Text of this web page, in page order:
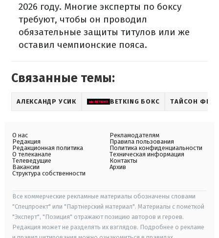
2026 году. Многие эксперты по боксу
требуют, чтобы он проводил
обязательные защиты титулов или же
оставил чемпионские пояса.
Связанные темы:
АЛЕКСАНДР УСИК BETKING БОКС ТАЙСОН
О нас
Редакция
Редакционная политика
О телеканале
Телеведущие
Вакансии
Структура собственности
Рекламодателям
Правила пользования
Политика конфиденциальности
Техническая информация
Контакты
Архив
Все коммерческие рекламные материалы обозначены словами
"Спецпроект" или "Партнерский материал". Материалы с пометкой
"Эксперт", "Позиция" отражают позицию авторов и героев.
Редакция может не разделять их взглядов. Подробнее о рекламе